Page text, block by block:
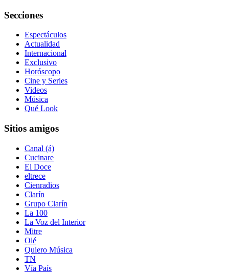
Secciones
Espectáculos
Actualidad
Internacional
Exclusivo
Horóscopo
Cine y Series
Videos
Música
Qué Look
Sitios amigos
Canal (á)
Cucinare
El Doce
eltrece
Cienradios
Clarín
Grupo Clarín
La 100
La Voz del Interior
Mitre
Olé
Quiero Música
TN
Vía País